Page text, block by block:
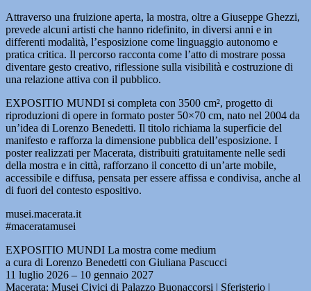
Attraverso una fruizione aperta, la mostra, oltre a Giuseppe Ghezzi,
prevede alcuni artisti che hanno ridefinito, in diversi anni e in
differenti modalità, l’esposizione come linguaggio autonomo e
pratica critica. Il percorso racconta come l’atto di mostrare possa
diventare gesto creativo, riflessione sulla visibilità e costruzione di
una relazione attiva con il pubblico.
EXPOSITIO MUNDI si completa con 3500 cm², progetto di
riproduzioni di opere in formato poster 50×70 cm, nato nel 2004 da
un’idea di Lorenzo Benedetti. Il titolo richiama la superficie del
manifesto e rafforza la dimensione pubblica dell’esposizione. I
poster realizzati per Macerata, distribuiti gratuitamente nelle sedi
della mostra e in città, rafforzano il concetto di un’arte mobile,
accessibile e diffusa, pensata per essere affissa e condivisa, anche al
di fuori del contesto espositivo.
musei.macerata.it
#maceratamusei
EXPOSITIO MUNDI La mostra come medium
a cura di Lorenzo Benedetti con Giuliana Pascucci
11 luglio 2026 – 10 gennaio 2027
Macerata: Musei Civici di Palazzo Buonaccorsi | Sferisterio |